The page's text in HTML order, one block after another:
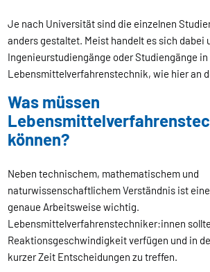
Je nach Universität sind die einzelnen
anders gestaltet. Meist handelt es sich dabei
Ingenieurstudiengänge oder Studiengänge in
Lebensmittelverfahrenstechnik, wie hier an
Was müssen
können?
Neben technischem, mathematischem und
naturwissenschaftlichem Verständnis ist
genaue Arbeitsweise wichtig.
Lebensmittelverfahrenstechniker:innen
Reaktionsgeschwindigkeit verfügen und in
kurzer Zeit Entscheidungen zu treffen.